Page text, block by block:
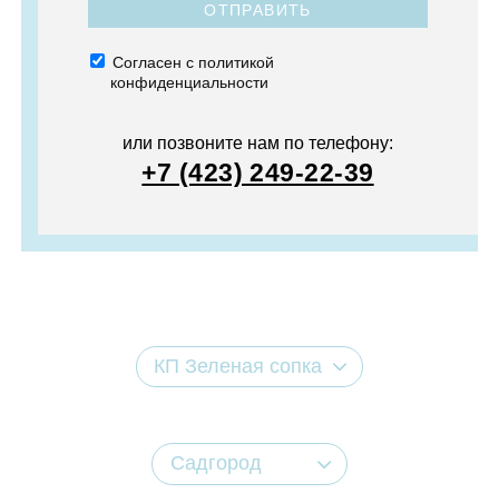
ОТПРАВИТЬ
Согласен с политикой
конфиденциальности
или позвоните нам по телефону:
+7 (423) 249-22-39
КП Зеленая сопка
Садгород